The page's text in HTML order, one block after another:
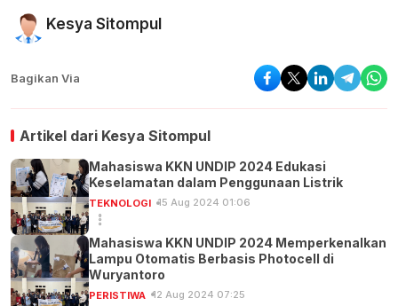
Kesya Sitompul
Bagikan Via
Artikel dari Kesya Sitompul
Mahasiswa KKN UNDIP 2024 Edukasi
Keselamatan dalam Penggunaan Listrik
TEKNOLOGI 15 Aug 2024 01:06
Mahasiswa KKN UNDIP 2024 Memperkenalkan
Lampu Otomatis Berbasis Photocell di
Wuryantoro
PERISTIWA 12 Aug 2024 07:25